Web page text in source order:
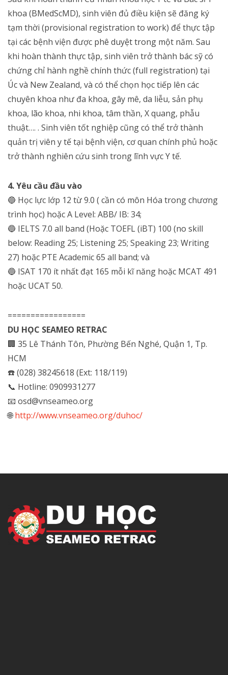
khoa (BMedScMD), sinh viên đủ điều kiện sẽ đăng ký
tạm thời (provisional registration to work) để thực tập
tại các bệnh viện được phê duyệt trong một năm. Sau
khi hoàn thành thực tập, sinh viên trở thành bác sỹ có
chứng chỉ hành nghề chính thức (full registration) tại
Úc và New Zealand, và có thể chọn học tiếp lên các
chuyên khoa như đa khoa, gây mê, da liễu, sản phụ
khoa, lão khoa, nhi khoa, tâm thần, X quang, phẫu
thuật…. . Sinh viên tốt nghiệp cũng có thể trở thành
quản trị viên y tế tại bệnh viện, cơ quan chính phủ hoặc
trở thành nghiên cứu sinh trong lĩnh vực Y tế.
4. Yêu cầu đầu vào
🔵 Học lực lớp 12 từ 9.0 ( cần có môn Hóa trong chương
trình học) hoặc A Level: ABB/ IB: 34;
🔵 IELTS 7.0 all band (Hoặc TOEFL (iBT) 100 (no skill
below: Reading 25; Listening 25; Speaking 23; Writing
27) hoặc PTE Academic 65 all band; và
🔵 ISAT 170 ít nhất đạt 165 mỗi kĩ năng hoặc MCAT 491
hoặc UCAT 50.
=================
DU HỌC SEAMEO RETRAC
🏢 35 Lê Thánh Tôn, Phường Bến Nghé, Quận 1, Tp.
HCM
☎️ (028) 38245618 (Ext: 118/119)
📞 Hotline: 0909931277
📧 osd@vnseameo.org
🌐http://www.vnseameo.org/duhoc/